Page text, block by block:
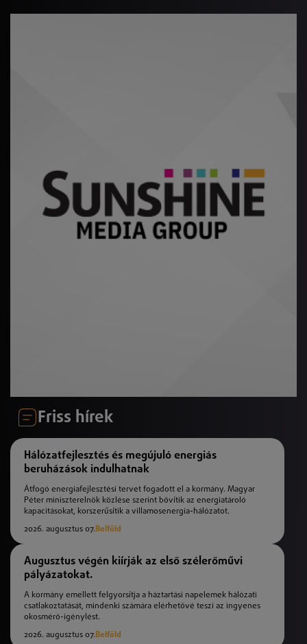
Friss hírek
Hálózatfejlesztés és megújuló energiás
beruházások indulhatnak
Átfogó energiafejlesztési tervet fogadott el a kormány. Magyar
Péter miniszterelnök közlése szerint bővítik az energiatároló
kapacitásokat, korszerűsítik a villamosenergia-hálózatot.
2026. augusztus 07.Belföld
Augusztus végén kiírják az első szélerőművi
pályázatokat.
A kormány emellett felgyorsítja a háztartási napelemek hálózati
csatlakoztatását, mindenki számára elérhetővé teszi az ingyenes
okosmérő-igénylést.
2026. augusztus 07.Belföld